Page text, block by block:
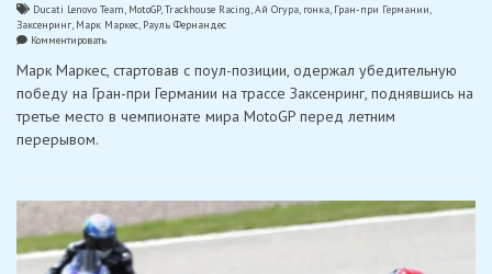
Ducati Lenovo Team, MotoGP,Trackhouse Racing,Ай Огура, гонка, Гран-при Германии
Заксенринг, Марк Маркес, Рауль Фернандес
Комментироватьon
Маркес
уверенную
победу
Марк Маркес, стартовав с поул-позиции, одержал убедительную
победу на Гран-при Германии на трассе Заксенринг, поднявшись на
третье место в чемпионате мира MotoGP перед летним
перерывом.